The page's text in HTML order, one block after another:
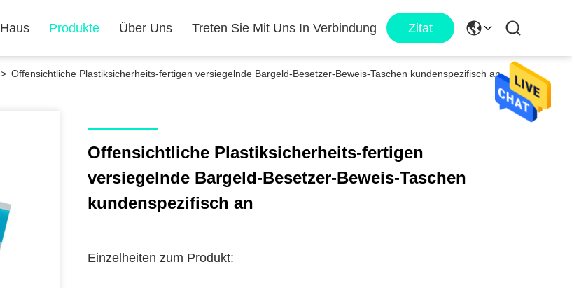
Haus Produkte Über Uns Treten Sie Mit Uns In Verbindung Zitat
> Offensichtliche Plastiksicherheits-fertigen versiegelnde Bargeld-Besetzer-Beweis-Taschen kundenspezifisch an
Offensichtliche Plastiksicherheits-fertigen
versiegelnde Bargeld-Besetzer-Beweis-Taschen
kundenspezifisch an
Einzelheiten zum Produkt: